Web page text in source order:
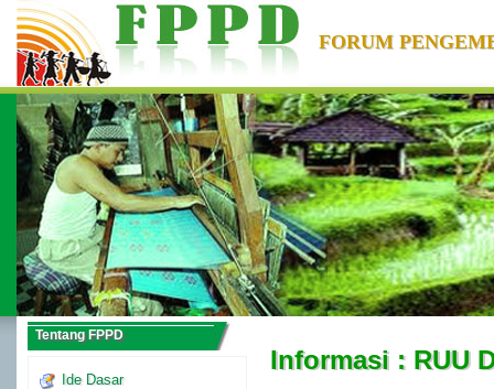
FORUM
Tentang FPPD
Ide Dasar
Informasi : RUU